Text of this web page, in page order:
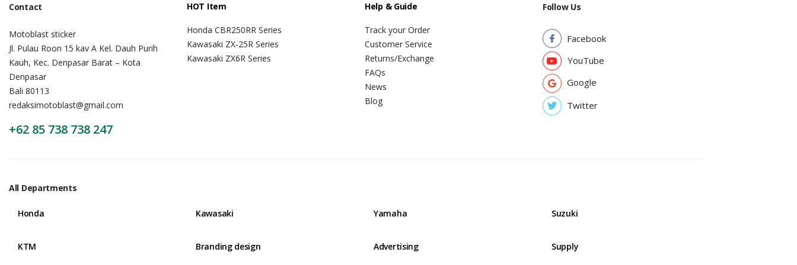
Contact
Motoblast sticker
Jl. Pulau Roon 15 kav A Kel. Dauh Purih
Kauh, Kec. Denpasar Barat – Kota
Denpasar
Bali 80113
redaksimotoblast@gmail.com
+62 85 738 738 247
HOT Item
Honda CBR250RR Series
Kawasaki ZX-25R Series
Kawasaki ZX6R Series
Help & Guide
Track your Order
Customer Service
Returns/Exchange
FAQs
News
Blog
Follow Us
Facebook
YouTube
Google
Twitter
All Departments
Honda Kawasaki Yamaha Suzuki
KTM Branding design Advertising Supply